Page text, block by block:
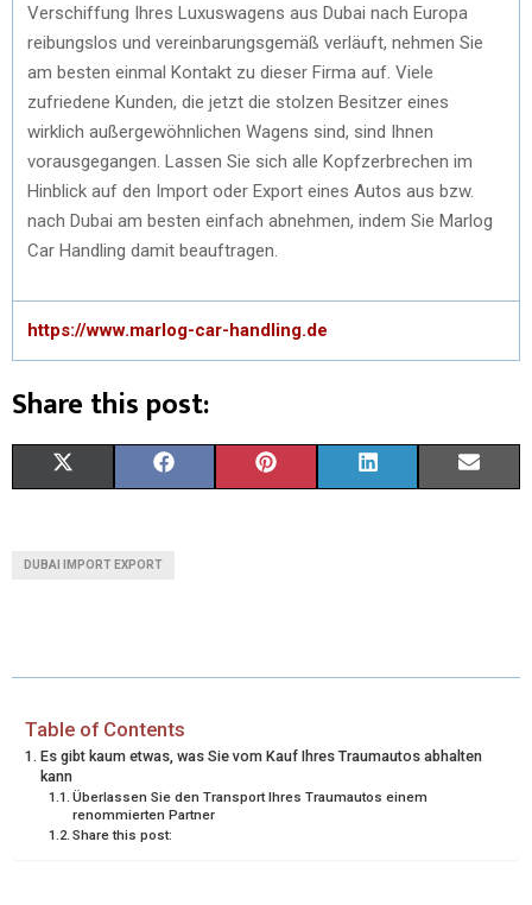
Verschiffung Ihres Luxuswagens aus Dubai nach Europa
reibungslos und vereinbarungsgemäß verläuft, nehmen Sie
am besten einmal Kontakt zu dieser Firma auf. Viele
zufriedene Kunden, die jetzt die stolzen Besitzer eines
wirklich außergewöhnlichen Wagens sind, sind Ihnen
vorausgegangen. Lassen Sie sich alle Kopfzerbrechen im
Hinblick auf den Import oder Export eines Autos aus bzw.
nach Dubai am besten einfach abnehmen, indem Sie Marlog
Car Handling damit beauftragen.
https://www.marlog-car-handling.de
Share this post:
T
T
E
R
O
K
R
S
T
D
N
DUBAI IMPORT EXPORT
Table of Contents
Es gibt kaum etwas, was Sie vom Kauf Ihres Traumautos abhalten
kann
Überlassen Sie den Transport Ihres Traumautos einem
renommierten Partner
Share this post: